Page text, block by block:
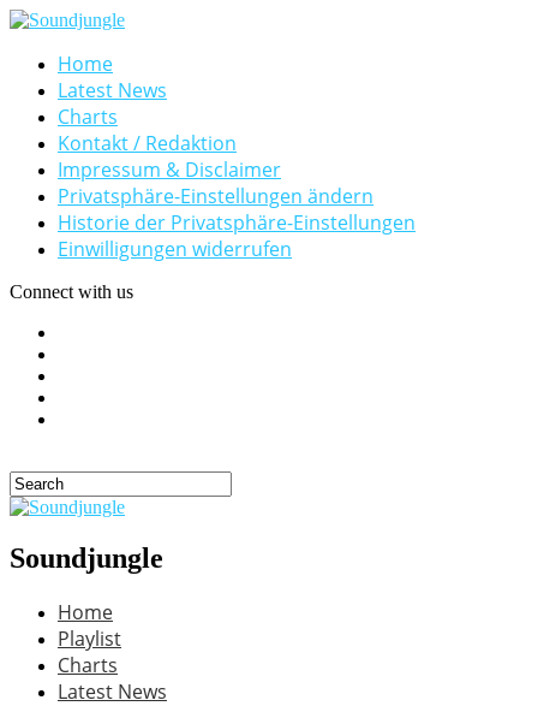
Home
Latest News
Charts
Kontakt / Redaktion
Impressum & Disclaimer
Privatsphäre-Einstellungen ändern
Historie der Privatsphäre-Einstellungen
Einwilligungen widerrufen
Connect with us
Soundjungle
Home
Playlist
Charts
Latest News